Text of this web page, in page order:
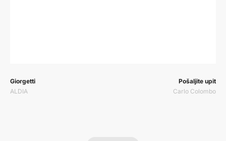
Prodavač:
Giorgetti
ALDIA
Prodavač:
Pošaljite upit
Carlo Colombo